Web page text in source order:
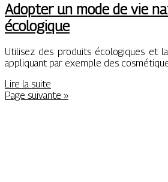
Adopter un mode de vie
écologique
Utilisez des produits écologiques et
appliquant par exemple des
Lire la suite
Page suivante »